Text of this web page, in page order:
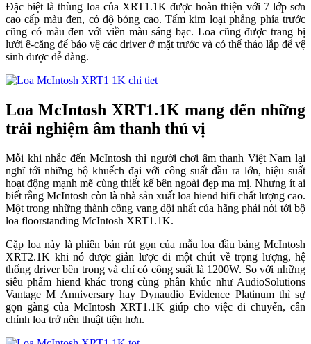
Đặc biệt là thùng loa của XRT1.1K được hoàn thiện với 7 lớp sơn
cao cấp màu đen, có độ bóng cao. Tấm kim loại phẳng phía trước
cũng có màu đen với viền màu sáng bạc. Loa cũng được trang bị
lưới ê-căng để bảo vệ các driver ở mặt trước và có thể tháo lắp để vệ
sinh được dễ dàng.
Loa McIntosh XRT1.1K mang đến những
trải nghiệm âm thanh thú vị
Mỗi khi nhắc đến McIntosh thì người chơi âm thanh Việt Nam lại
nghĩ tới những bộ khuếch đại với công suất đầu ra lớn, hiệu suất
hoạt động mạnh mẽ cùng thiết kế bên ngoài đẹp ma mị. Nhưng ít ai
biết rằng McIntosh còn là nhà sản xuất loa hiend hifi chất lượng cao.
Một trong những thành công vang dội nhất của hãng phải nói tới bộ
loa floorstanding McIntosh XRT1.1K.
Cặp loa này là phiên bản rút gọn của mẫu loa đầu bảng McIntosh
XRT2.1K khi nó được giản lược đi một chút về trọng lượng, hệ
thống driver bên trong và chỉ có công suất là 1200W. So với những
siêu phẩm hiend khác trong cùng phân khúc như AudioSolutions
Vantage M Anniversary hay Dynaudio Evidence Platinum thì sự
gọn gàng của McIntosh XRT1.1K giúp cho việc di chuyển, cân
chỉnh loa trở nên thuật tiện hơn.